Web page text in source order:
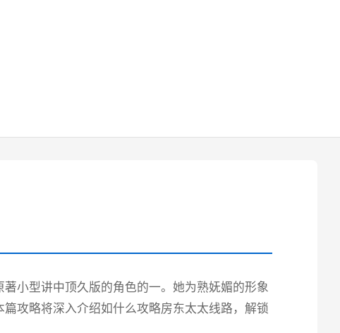
小型讲中顶久版的角色的一。她为熟妩媚的形象
攻略将深入介绍如什么攻略房东太太线路，解锁